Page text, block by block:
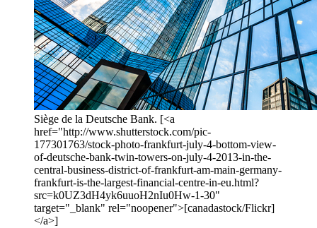
Siège de la Deutsche Bank. [<a
href="http://www.shutterstock.com/pic-
177301763/stock-photo-frankfurt-july-4-bottom-view-
of-deutsche-bank-twin-towers-on-july-4-2013-in-the-
central-business-district-of-frankfurt-am-main-germany-
frankfurt-is-the-largest-financial-centre-in-eu.html?
src=k0UZ3dH4yk6uuoH2nIu0Hw-1-30"
target="_blank" rel="noopener">[canadastock/Flickr]
</a>]